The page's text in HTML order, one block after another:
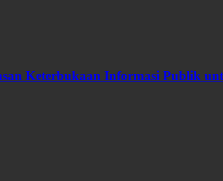
Keterbukaan Informasi Publik